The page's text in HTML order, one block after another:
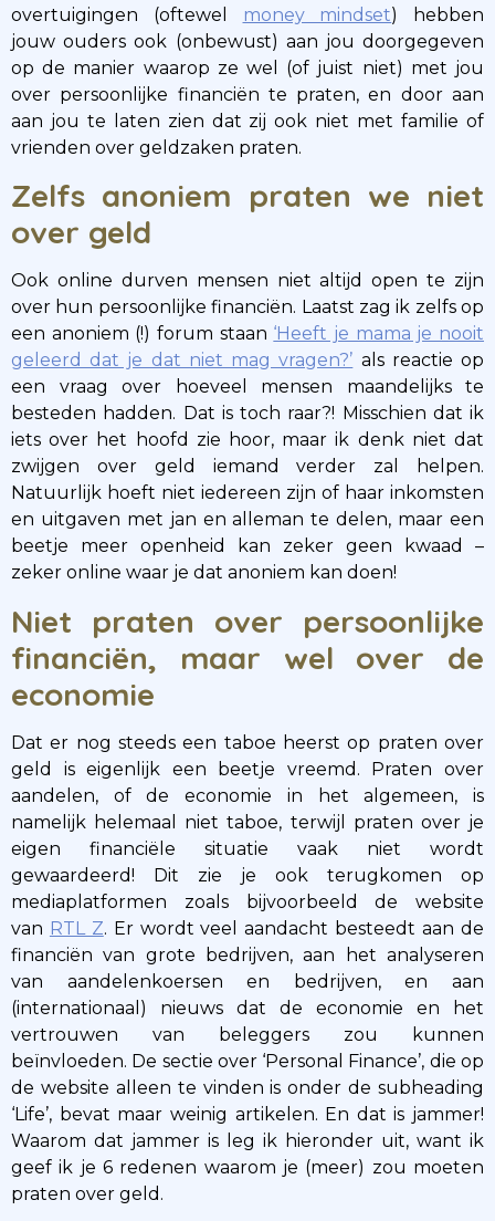
overtuigingen (oftewel money mindset) hebben
jouw ouders ook (onbewust) aan jou doorgegeven
op de manier waarop ze wel (of juist niet) met jou
over persoonlijke financiën te praten, en door aan
aan jou te laten zien dat zij ook niet met familie of
vrienden over geldzaken praten.
Zelfs anoniem praten we niet
over geld
Ook online durven mensen niet altijd open te zijn
over hun persoonlijke financiën. Laatst zag ik zelfs op
een anoniem (!) forum staan ‘Heeft je mama je nooit
geleerd dat je dat niet mag vragen?’ als reactie op
een vraag over hoeveel mensen maandelijks te
besteden hadden. Dat is toch raar?! Misschien dat ik
iets over het hoofd zie hoor, maar ik denk niet dat
zwijgen over geld iemand verder zal helpen.
Natuurlijk hoeft niet iedereen zijn of haar inkomsten
en uitgaven met jan en alleman te delen, maar een
beetje meer openheid kan zeker geen kwaad –
zeker online waar je dat anoniem kan doen!
Niet praten over persoonlijke
financiën, maar wel over de
economie
Dat er nog steeds een taboe heerst op praten over
geld is eigenlijk een beetje vreemd. Praten over
aandelen, of de economie in het algemeen, is
namelijk helemaal niet taboe, terwijl praten over je
eigen financiële situatie vaak niet wordt
gewaardeerd! Dit zie je ook terugkomen op
mediaplatformen zoals bijvoorbeeld de website
van RTL Z. Er wordt veel aandacht besteedt aan de
financiën van grote bedrijven, aan het analyseren
van aandelenkoersen en bedrijven, en aan
(internationaal) nieuws dat de economie en het
vertrouwen van beleggers zou kunnen
beïnvloeden. De sectie over ‘Personal Finance’, die op
de website alleen te vinden is onder de subheading
‘Life’, bevat maar weinig artikelen. En dat is jammer!
Waarom dat jammer is leg ik hieronder uit, want ik
geef ik je 6 redenen waarom je (meer) zou moeten
praten over geld.